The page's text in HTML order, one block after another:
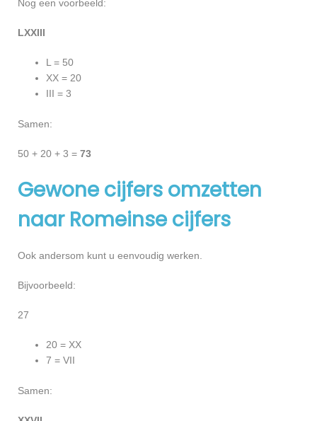
Nog een voorbeeld:
LXXIII
L = 50
XX = 20
III = 3
Samen:
50 + 20 + 3 = 73
Gewone cijfers omzetten
naar Romeinse cijfers
Ook andersom kunt u eenvoudig werken.
Bijvoorbeeld:
27
20 = XX
7 = VII
Samen: